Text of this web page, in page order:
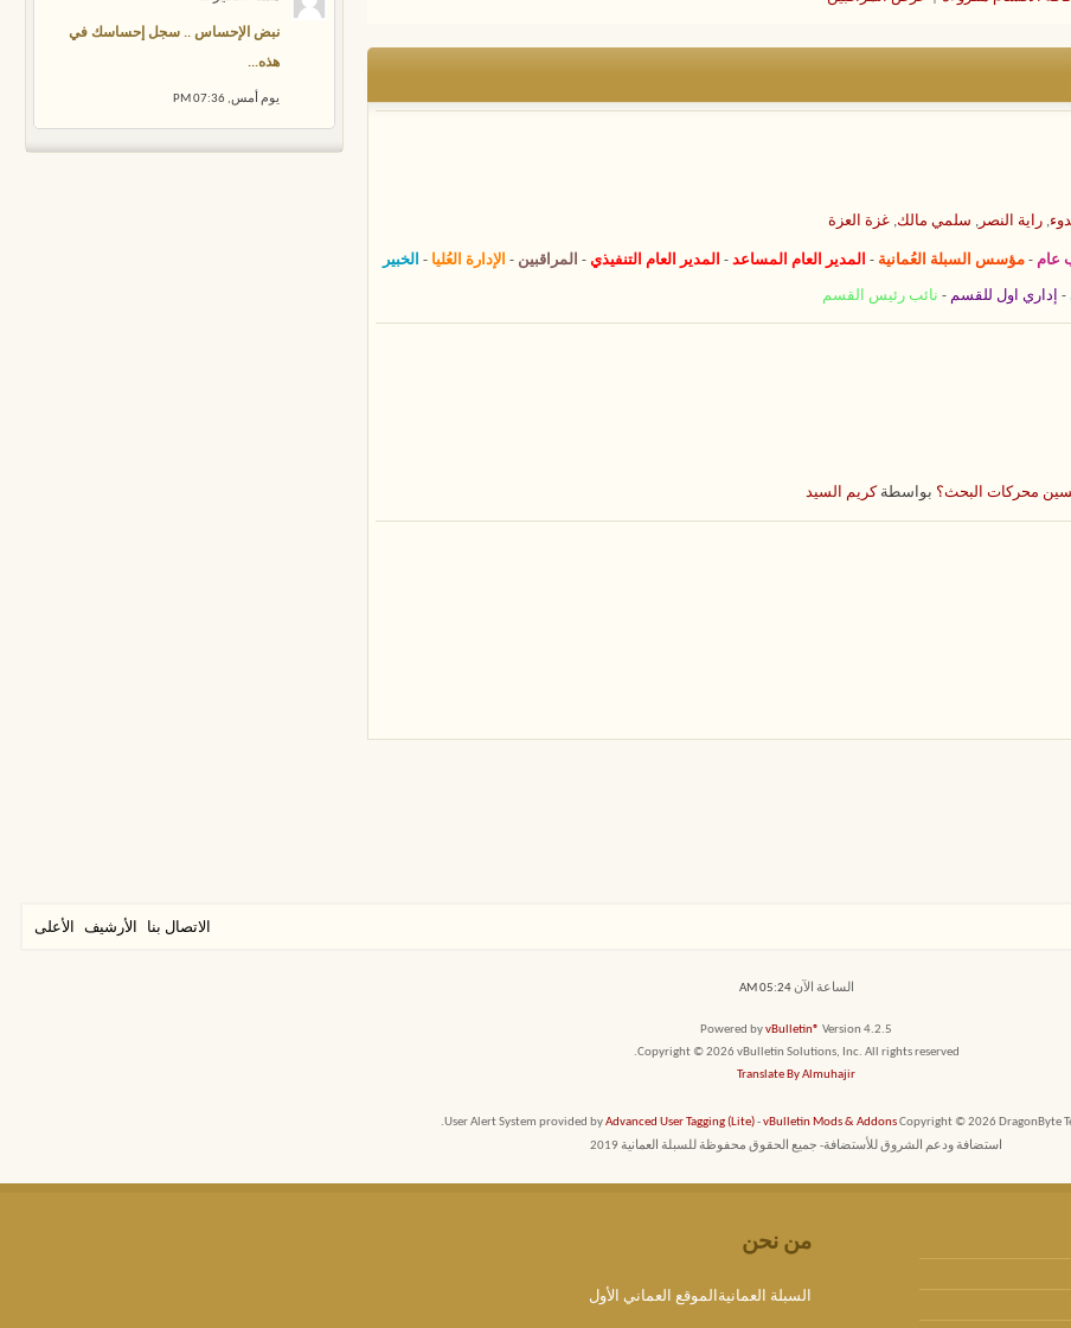
, راية النصر , سلمي مالك, غزة العزة
عام - مؤسس السبلة العُمانية - المدير العام المساعد - المدير العام التنفيذي - المراقبين - الإدارة العُليا - الخبير
- إداري اول للقسم - نائب رئيس القسم
محركات البحث؟ بواسطة كريم السيد
نبض الإحساس .. سجل إحساسك في
هذه...
يوم أمس, 07:36 PM
الاتصال بنا الأرشيف الأعلى
الساعة الآن05:24 AM
Powered byvBulletin® Version 4.2.5
Copyright © 2026 vBulletin Solutions, Inc. All rights reserved.
Translate By Almuhajir
User Alert System provided byAdvanced User Tagging (Lite)-vBulletin Mods & AddonsCopyright © 2026 DragonByte
استضافة ودعم الشروق للأستضافة- جميع الحقوق محفوظة للسبلة العمانية 2019
من نحن
السبلة العمانيةالموقع العماني الأول